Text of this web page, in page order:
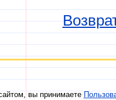
вы принимаете